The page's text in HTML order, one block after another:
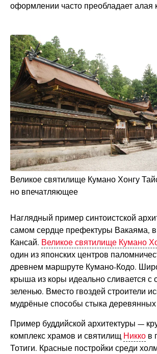
оформлении часто преобладает алая
Великое святилище Кумано Хонгу
но впечатляющее
Наглядный пример синтоистской
самом сердце префектуры Вакаяма, в
Кансай. Великое святилище Кумано
один из японских центров
древнем маршруте Кумано-Кодо.
крыша из коры идеально сливается
зеленью. Вместо гвоздей строители
мудрёные способы стыка деревянных
Пример буддийской архитектуры —
комплекс храмов и святилищ Никков
Тотиги. Красные постройки среди